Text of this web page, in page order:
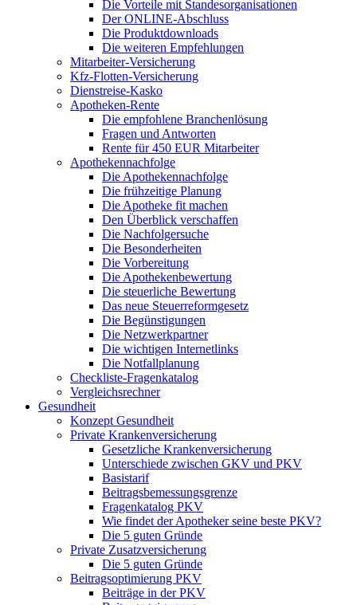
Die Vorteile mit Standesorganisationen
Der ONLINE-Abschluss
Die Produktdownloads
Die weiteren Empfehlungen
Mitarbeiter-Versicherung
Kfz-Flotten-Versicherung
Dienstreise-Kasko
Apotheken-Rente
Die empfohlene Branchenlösung
Fragen und Antworten
Rente für 450 EUR Mitarbeiter
Apothekennachfolge
Die Apothekennachfolge
Die frühzeitige Planung
Die Apotheke fit machen
Den Überblick verschaffen
Die Nachfolgersuche
Die Besonderheiten
Die Vorbereitung
Die Apothekenbewertung
Die steuerliche Bewertung
Das neue Steuerreformgesetz
Die Begünstigungen
Die Netzwerkpartner
Die wichtigen Internetlinks
Die Notfallplanung
Checkliste-Fragenkatalog
Vergleichsrechner
Gesundheit
Konzept Gesundheit
Private Krankenversicherung
Gesetzliche Krankenversicherung
Unterschiede zwischen GKV und PKV
Basistarif
Beitragsbemessungsgrenze
Fragenkatalog PKV
Wie findet der Apotheker seine beste PKV?
Die 5 guten Gründe
Private Zusatzversicherung
Die 5 guten Gründe
Beitragsoptimierung PKV
Beiträge in der PKV